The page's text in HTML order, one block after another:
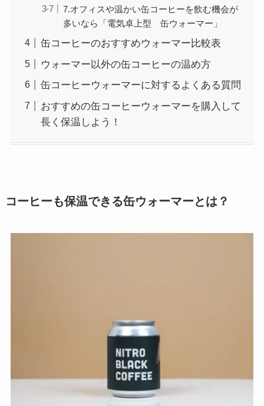
7.オフィスや温かい缶コーヒーを飲む機会が
多いなら「電気卓上型 缶ウォーマー」
缶コーヒーのおすすめウォーマー比較表
ウォーマー以外の缶コーヒーの温め方
缶コーヒーウォーマーに対するよくある質問
おすすめの缶コーヒーウォーマーを購入して
長く保温しよう！
コーヒーも保温できる缶ウォーマーとは？